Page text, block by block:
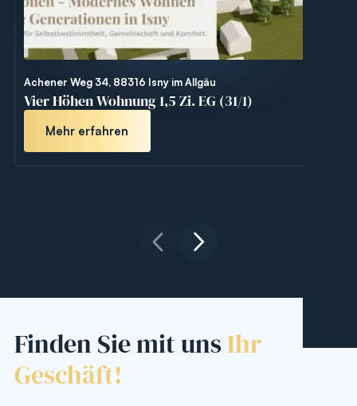
Achener Weg 34, 88316 Isny im Allgäu
Vier Höhen Wohnung 1,5 Zi. EG (31/1)
Mehr erfahren
Finden Sie mit unsIhr
Geschäft!